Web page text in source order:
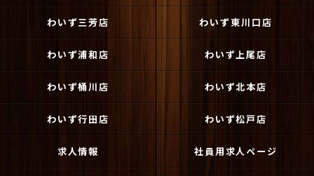
わいず三芳店 わいず東川口店
わいず浦和店 わいず上尾店
わいず桶川店 わいず北本店
わいず行田店 わいず松戸店
求人情報 社員用求人ページ